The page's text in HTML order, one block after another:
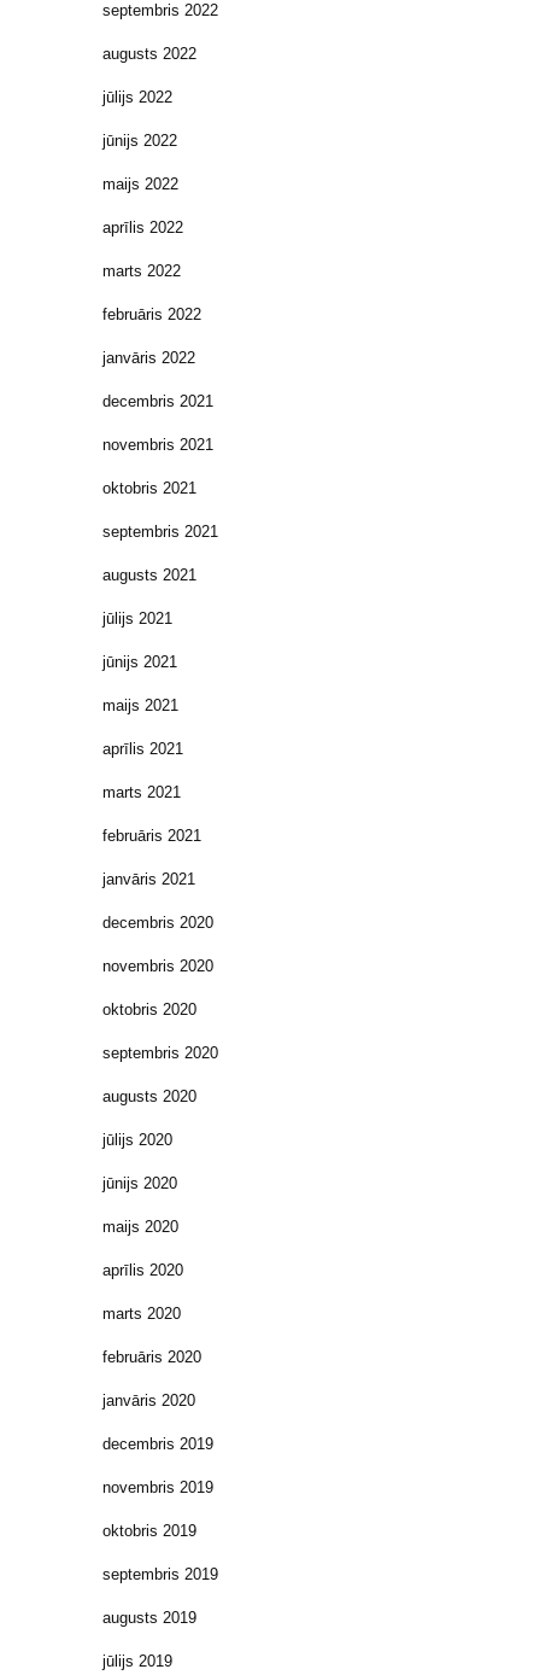
septembris 2022
augusts 2022
jūlijs 2022
jūnijs 2022
maijs 2022
aprīlis 2022
marts 2022
februāris 2022
janvāris 2022
decembris 2021
novembris 2021
oktobris 2021
septembris 2021
augusts 2021
jūlijs 2021
jūnijs 2021
maijs 2021
aprīlis 2021
marts 2021
februāris 2021
janvāris 2021
decembris 2020
novembris 2020
oktobris 2020
septembris 2020
augusts 2020
jūlijs 2020
jūnijs 2020
maijs 2020
aprīlis 2020
marts 2020
februāris 2020
janvāris 2020
decembris 2019
novembris 2019
oktobris 2019
septembris 2019
augusts 2019
jūlijs 2019